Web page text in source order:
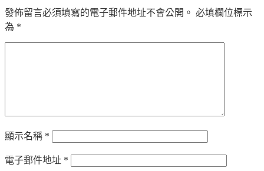
發佈留言必須填寫的電子郵件地址不會公開。 必填欄位標示
為 *
顯示名稱 *
電子郵件地址 *